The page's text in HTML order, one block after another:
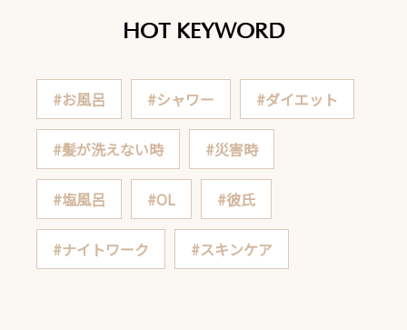
HOT KEYWORD
#お風呂 #シャワー #ダイエット
#髪が洗えない時 #災害時
#塩風呂 #OL #彼氏
#ナイトワーク #スキンケア